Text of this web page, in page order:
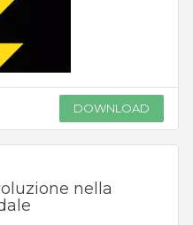
DOWNLOAD
nella